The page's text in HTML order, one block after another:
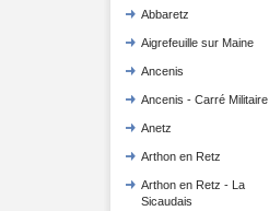
Abbaretz
Aigrefeuille sur Maine
Ancenis
Ancenis - Carré Militaire
Anetz
Arthon en Retz
Arthon en Retz - La
Sicaudais